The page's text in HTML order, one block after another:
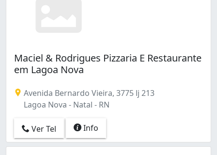
Maciel & Rodrigues Pizzaria E Restaurante
em Lagoa Nova
Avenida Bernardo Vieira, 3775 lj 213
Lagoa Nova - Natal - RN
Ver Tel Info